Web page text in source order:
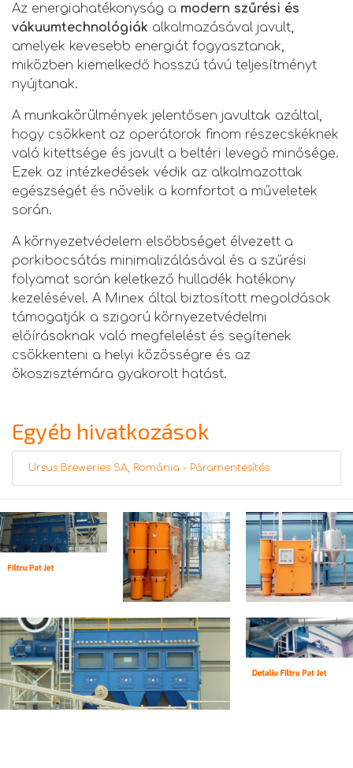
Az energiahatékonyság a modern szűrési és
vákuumtechnológiák alkalmazásával javult,
amelyek kevesebb energiát fogyasztanak,
miközben kiemelkedő hosszú távú teljesítményt
nyújtanak.
A munkakörülmények jelentősen javultak azáltal,
hogy csökkent az operátorok finom részecskéknek
való kitettsége és javult a beltéri levegő minősége.
Ezek az intézkedések védik az alkalmazottak
egészségét és növelik a komfortot a műveletek
során.
A környezetvédelem elsőbbséget élvezett a
porkibocsátás minimalizálásával és a szűrési
folyamat során keletkező hulladék hatékony
kezelésével. A Minex által biztosított megoldások
támogatják a szigorú környezetvédelmi
előírásoknak való megfelelést és segítenek
csökkenteni a helyi közösségre és az
ökoszisztémára gyakorolt hatást.
Egyéb hivatkozások
Ursus Breweries SA, Románia - Páramentesítés